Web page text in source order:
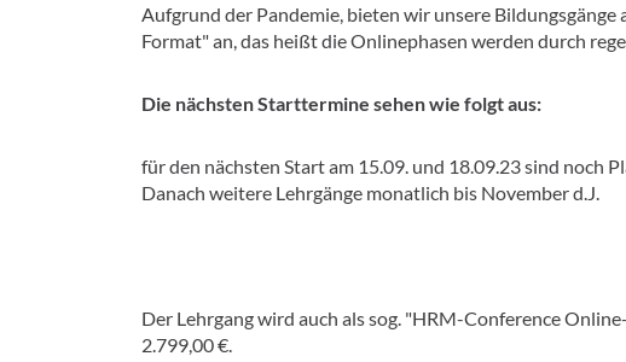
Aufgrund der Pandemie, bieten wir unsere
Format" an, das heißt die Onlinephasen werden durch
Die nächsten Starttermine sehen wie folgt aus:
für den nächsten Start am 15.09. und 18.09.23 sind noch
Danach weitere Lehrgänge monatlich bis November d.J.
Der Lehrgang wird auch als sog. "HRM-Conference
2.799,00 €.